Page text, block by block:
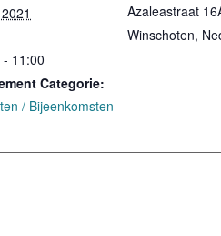
11:00
Categorie:
/ Bijeenkomsten
Azaleastraat
Winschoten,